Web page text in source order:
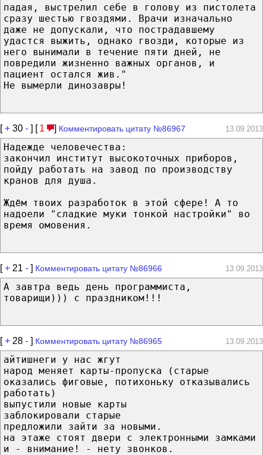
падая, выстрелил себе в голову из пистолета
сразу шестью гвоздями. Врачи изначально
даже не допускали, что пострадавшему
удастся выжить, однако гвозди, которые из
него вынимали в течение пяти дней, не
повредили жизненно важных органов, и
пациент остался жив."
Не вымерли динозавры!
[+ 30 - ] [ 1 ] Комментировать цитату №86967 13.09.2013
Надежде человечества:
закончил институт высокоточных приборов,
пойду работать на завод по производству
кранов для душа.
Ждём твоих разработок в этой сфере! А то
надоели "сладкие муки тонкой настройки" во
время омовения.
[+ 21 - ] Комментировать цитату №86966 13.09.2013
А завтра ведь день программиста,
товарищи))) с праздником!!!
[+ 28 - ] Комментировать цитату №86965 13.09.2013
айтишнеги у нас жгут
народ меняет карты-пропуска (старые
оказались фиговые, потихоньку отказывались
работать)
выпустили новые карты
заблокировали старые
предложили зайти за новыми.
на этаже стоят двери с электронными замками
и - внимание! - нету звонков.